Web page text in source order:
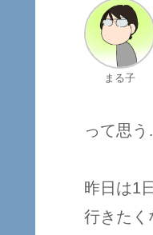
まる子
って思う
昨日は1
行きたく